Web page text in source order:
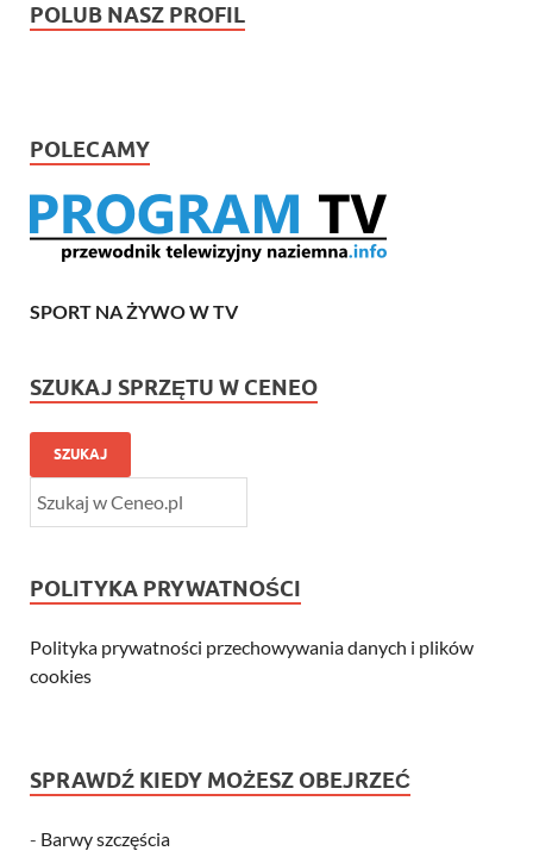
POLUB NASZ PROFIL
POLECAMY
SPORT NA ŻYWO W TV
SZUKAJ SPRZĘTU W CENEO
SZUKAJ
POLITYKA PRYWATNOŚCI
Polityka prywatności przechowywania danych i plików
cookies
SPRAWDŹ KIEDY MOŻESZ OBEJRZEĆ
- Barwy szczęścia